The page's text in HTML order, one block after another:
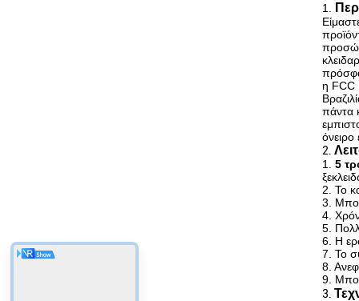
1.
η FCC
πάντα
όνειρο
2.
1. 5
2. Το
3.
4.
5.
6. Η
7. Το
8.
9.
3.